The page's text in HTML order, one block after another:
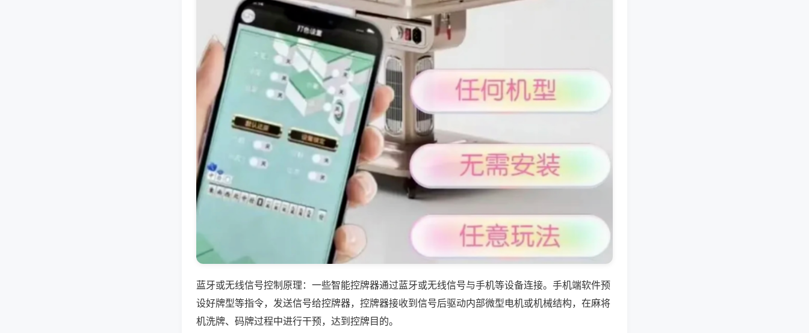
蓝牙或无线信号控制原理：一些智能控牌器通过蓝牙或无线信号与手机等设备连接。手机端软件预
设好牌型等指令，发送信号给控牌器，控牌器接收到信号后驱动内部微型电机或机械结构，在麻将
机洗牌、码牌过程中进行干预，达到控牌目的。